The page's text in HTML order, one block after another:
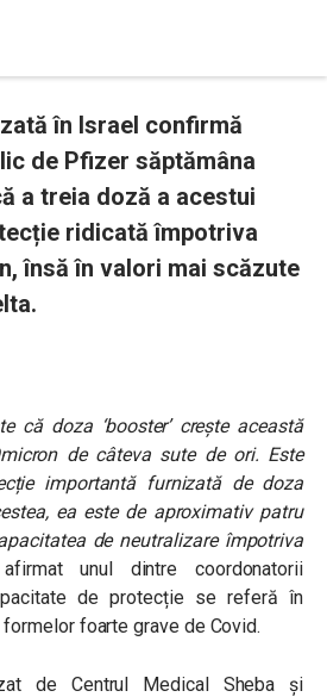
în Israel confirmă
de Pfizer săptămâna
a treia doză a acestui
ridicată împotriva
însă în valori mai scăzute
că doza ‘booster’ crește această
de câteva sute de ori. Este
importantă furnizată de doza
ea este de aproximativ patru
de neutralizare împotriva
unul dintre coordonatorii
de protecție se referă în
foarte grave de Covid.
de Centrul Medical Sheba și